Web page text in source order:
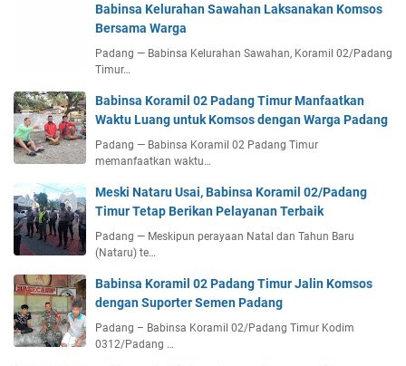
Babinsa Kelurahan Sawahan Laksanakan Komsos
Bersama Warga
Padang — Babinsa Kelurahan Sawahan, Koramil 02/Padang
Timur…
Babinsa Koramil 02 Padang Timur Manfaatkan
Waktu Luang untuk Komsos dengan Warga Padang
Padang — Babinsa Koramil 02 Padang Timur
memanfaatkan waktu…
Meski Nataru Usai, Babinsa Koramil 02/Padang
Timur Tetap Berikan Pelayanan Terbaik
Padang — Meskipun perayaan Natal dan Tahun Baru
(Nataru) te…
Babinsa Koramil 02 Padang Timur Jalin Komsos
dengan Suporter Semen Padang
Padang – Babinsa Koramil 02/Padang Timur Kodim
0312/Padang …